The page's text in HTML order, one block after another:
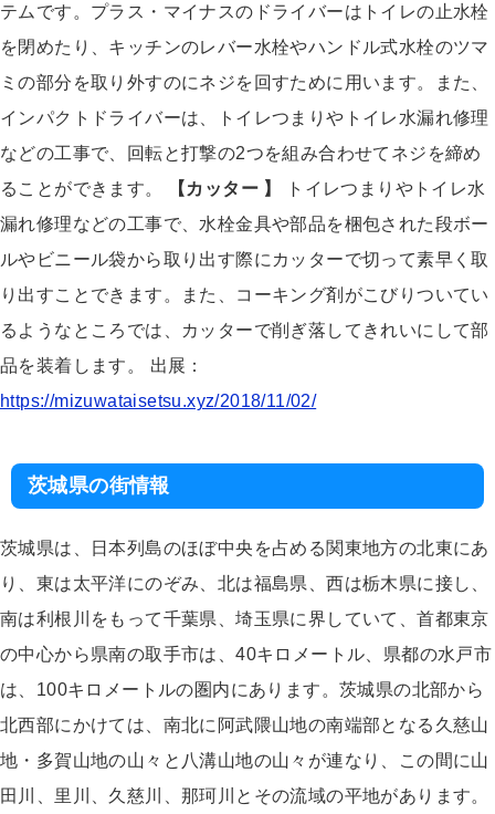
テムです。プラス・マイナスのドライバーはトイレの止水栓
を閉めたり、キッチンのレバー水栓やハンドル式水栓のツマ
ミの部分を取り外すのにネジを回すために用います。また、
インパクトドライバーは、トイレつまりやトイレ水漏れ修理
などの工事で、回転と打撃の2つを組み合わせてネジを締め
ることができます。
【カッター 】
トイレつまりやトイレ水
漏れ修理などの工事で、水栓金具や部品を梱包された段ボー
ルやビニール袋から取り出す際にカッターで切って素早く取
り出すことできます。また、コーキング剤がこびりついてい
るようなところでは、カッターで削ぎ落してきれいにして部
品を装着します。 出展：
https://mizuwataisetsu.xyz/2018/11/02/
茨城県の街情報
茨城県は、日本列島のほぼ中央を占める関東地方の北東にあ
り、東は太平洋にのぞみ、北は福島県、西は栃木県に接し、
南は利根川をもって千葉県、埼玉県に界していて、首都東京
の中心から県南の取手市は、40キロメートル、県都の水戸市
は、100キロメートルの圏内にあります。茨城県の北部から
北西部にかけては、南北に阿武隈山地の南端部となる久慈山
地・多賀山地の山々と八溝山地の山々が連なり、この間に山
田川、里川、久慈川、那珂川とその流域の平地があります。